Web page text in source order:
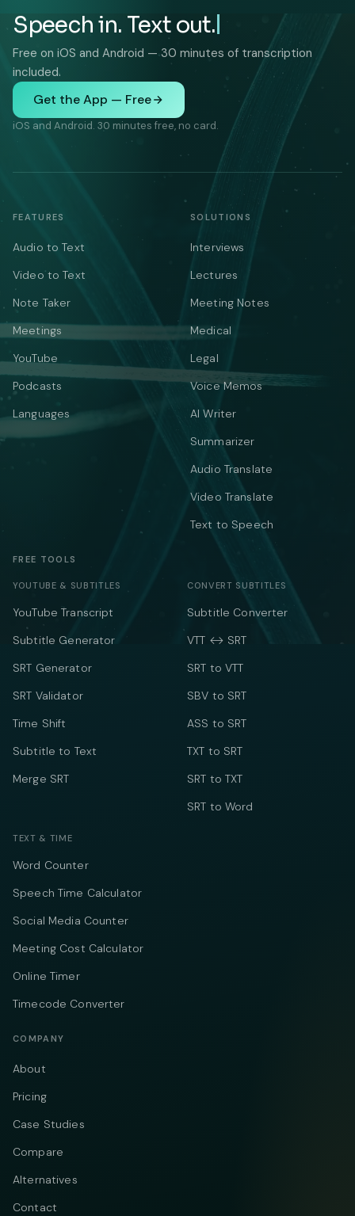
Speech in. Text out.
Free on iOS and Android — 30 minutes of transcription
included.
Get the App — Free
iOS and Android. 30 minutes free, no card.
FEATURES
Audio to Text
Video to Text
Note Taker
Meetings
YouTube
Podcasts
Languages
SOLUTIONS
Interviews
Lectures
Meeting Notes
Medical
Legal
Voice Memos
AI Writer
Summarizer
Audio Translate
Video Translate
Text to Speech
FREE TOOLS
YOUTUBE & SUBTITLES
YouTube Transcript
Subtitle Generator
SRT Generator
SRT Validator
Time Shift
Subtitle to Text
Merge SRT
CONVERT SUBTITLES
Subtitle Converter
VTT ↔ SRT
SRT to VTT
SBV to SRT
ASS to SRT
TXT to SRT
SRT to TXT
SRT to Word
TEXT & TIME
Word Counter
Speech Time Calculator
Social Media Counter
Meeting Cost Calculator
Online Timer
Timecode Converter
COMPANY
About
Pricing
Case Studies
Compare
Alternatives
Contact